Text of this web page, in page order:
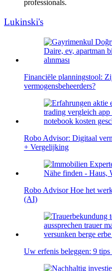
professionals.
Lukinski's
Financiële planningstool:
vermogensbeheerders?
Robo Advisor: Digitaal
+ Vergelijking
Robo Advisor Hoe het
(AI)
Uw erfenis beleggen: 9